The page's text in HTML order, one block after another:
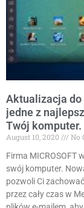
Aktualizacja do
jedne z
Twój komputer.
August 10, 2020
No
Firma MICROSOFT
swój komputer.
pozwoli Ci
przez cały czas w